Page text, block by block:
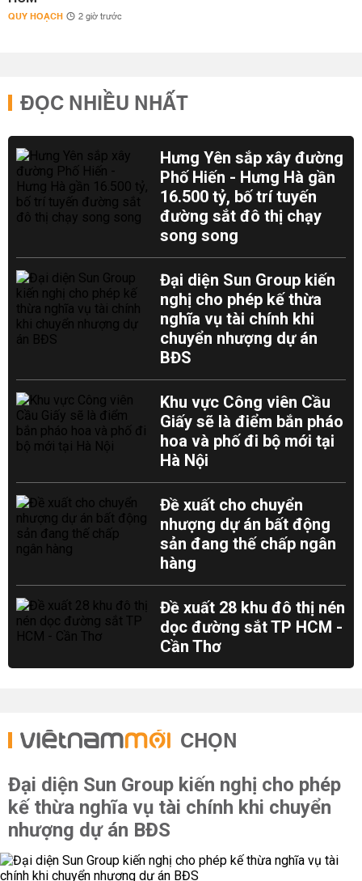
QUY HOẠCH 2 giờ trước
ĐỌC NHIỀU NHẤT
Hưng Yên sắp xây đường
Phố Hiến - Hưng Hà gần
16.500 tỷ, bố trí tuyến
đường sắt đô thị chạy
song song
Đại diện Sun Group kiến
nghị cho phép kế thừa
nghĩa vụ tài chính khi
chuyển nhượng dự án
BĐS
Khu vực Công viên Cầu
Giấy sẽ là điểm bắn pháo
hoa và phố đi bộ mới tại
Hà Nội
Đề xuất cho chuyển
nhượng dự án bất động
sản đang thế chấp ngân
hàng
Đề xuất 28 khu đô thị nén
dọc đường sắt TP HCM -
Cần Thơ
CHỌN
Đại diện Sun Group kiến nghị cho phép
kế thừa nghĩa vụ tài chính khi chuyển
nhượng dự án BĐS